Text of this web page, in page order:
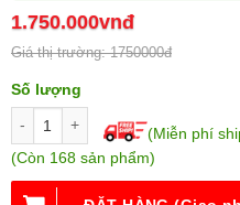
1.750.000vnđ
Giá thị trường: 1750000đ
Số lượng
(Miễn phí
(Còn 168 sản phẩm)